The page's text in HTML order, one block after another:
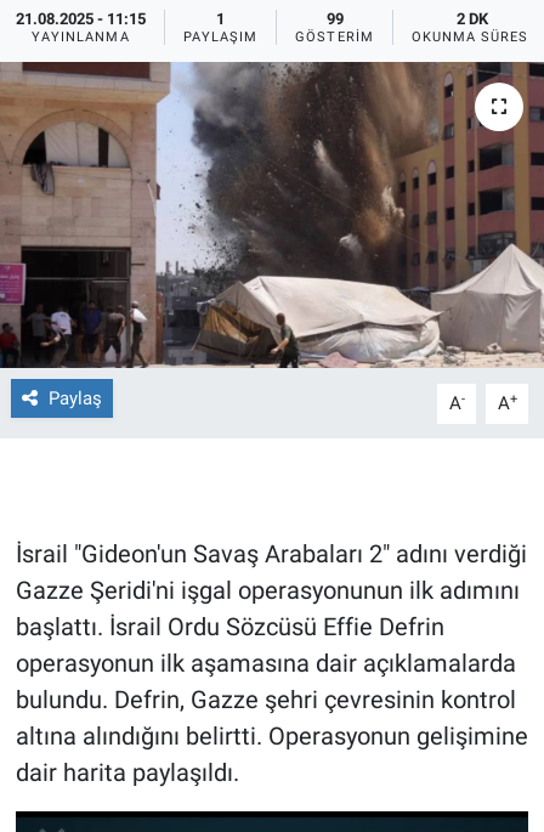
21.08.2025 - 11:15
YAYINLANMA
1
PAYLAŞIM
99
GÖSTERIM
2 DK
OKUNMA SÜRESI
Paylaş A- A+
İsrail "Gideon'un Savaş Arabaları 2" adını verdiği
Gazze Şeridi'ni işgal operasyonunun ilk adımını
başlattı. İsrail Ordu Sözcüsü Effie Defrin
operasyonun ilk aşamasına dair açıklamalarda
bulundu. Defrin, Gazze şehri çevresinin kontrol
altına alındığını belirtti. Operasyonun gelişimine
dair harita paylaşıldı.
Ege'den Esintiler
Eğitim
Eğlence
Ekonomi
Forum
Gerçeğin İzinde
Gün Başlıyor
Gündem Özel
Günün görüntüsü
Haber
İlan
Kimdir
İletişim